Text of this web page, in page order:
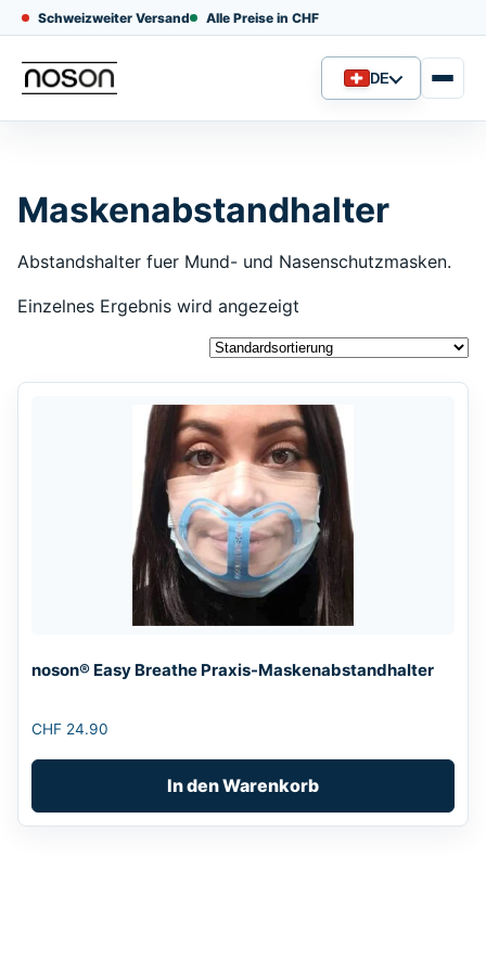
Schweizweiter Versand Alle Preise in CHF
Sprache
DE
Maskenabstandhalter
Abstandshalter fuer Mund- und Nasenschutzmasken.
Einzelnes Ergebnis wird angezeigt
noson® Easy Breathe Praxis-Maskenabstandhalter
CHF 24.90
In den Warenkorb